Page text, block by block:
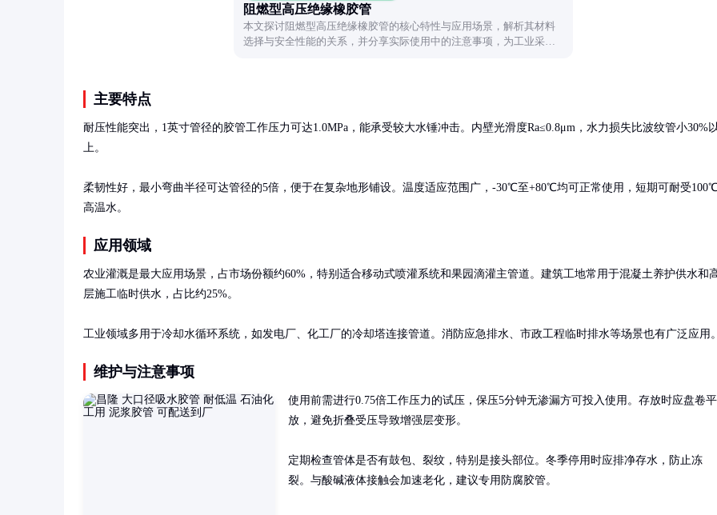
阻燃型高压绝缘橡胶管
本文探讨阻燃型高压绝缘橡胶管的核心特性与应用场景，解析其材料
选择与安全性能的关系，并分享实际使用中的注意事项，为工业采购
主要特点
耐压性能突出，1英寸管径的胶管工作压力可达1.0MPa，能承受较大水锤冲击。内壁光滑度Ra≤0.8μm，水力损失比波纹管小30%
上。
柔韧性好，最小弯曲半径可达管径的5倍，便于在复杂地形铺设。温度适应范围广，-30℃至+80℃均可正常使用，短期可耐受
高温水。
应用领域
农业灌溉是最大应用场景，占市场份额约60%，特别适合移动式喷灌系统和果园滴灌主管道。建筑工地常用于混凝土养护供水和
层施工临时供水，占比约25%。
工业领域多用于冷却水循环系统，如发电厂、化工厂的冷却塔连接管道。消防应急排水、市政工程临时排水等场景也有广泛应用
维护与注意事项
使用前需进行0.75倍工作压力的试压，保压5分钟无渗漏方可投入使用。存放时应盘卷平
放，避免折叠受压导致增强层变形。
定期检查管体是否有鼓包、裂纹，特别是接头部位。冬季停用时应排净存水，防止冻
裂。与酸碱液体接触会加速老化，建议专用防腐胶管。